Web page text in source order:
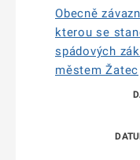
Obecně
kterou se
spádových
městem Žatec